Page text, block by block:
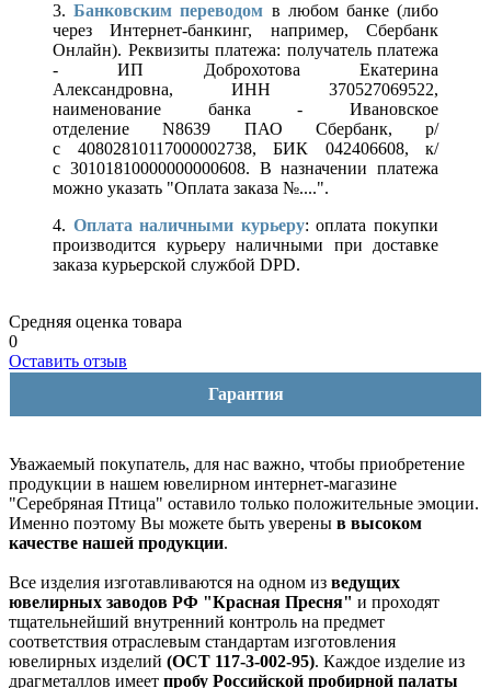
3.Банковским переводом в любом банке (либо
через Интернет-банкинг, например, Сбербанк
Онлайн). Реквизиты платежа: получатель платежа
- ИП Доброхотова Екатерина
Александровна, ИНН 370527069522,
наименование банка - Ивановское
отделение N8639 ПАО Сбербанк, р/
с 40802810117000002738, БИК 042406608, к/
с 30101810000000000608. В назначении платежа
можно указать "Оплата заказа №....".
4. Оплата наличными курьеру: оплата покупки
производится курьеру наличными при доставке
заказа курьерской службой DPD.
Средняя оценка товара
0
Оставить отзыв
Гарантия
Уважаемый покупатель, для нас важно, чтобы приобретение
продукции в нашем ювелирном интернет-магазине
"Серебряная Птица" оставило только положительные эмоции.
Именно поэтому Вы можете быть уверены в высоком
качестве нашей продукции.
Все изделия изготавливаются на одном из ведущих
ювелирных заводов РФ "Красная Пресня" и проходят
тщательнейший внутренний контроль на предмет
соответствия отраслевым стандартам изготовления
ювелирных изделий (ОСТ 117-3-002-95). Каждое изделие из
драгметаллов имеет пробу Российской пробирной палаты